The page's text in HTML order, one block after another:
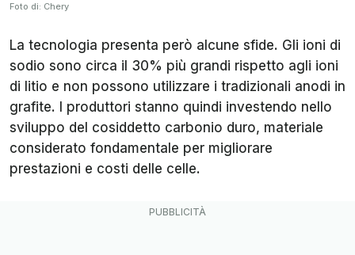
Foto di: Chery
La tecnologia presenta però alcune sfide. Gli ioni di
sodio sono circa il 30% più grandi rispetto agli ioni
di litio e non possono utilizzare i tradizionali anodi in
grafite. I produttori stanno quindi investendo nello
sviluppo del cosiddetto carbonio duro, materiale
considerato fondamentale per migliorare
prestazioni e costi delle celle.